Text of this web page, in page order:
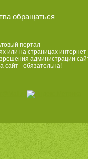
обращаться
портал
или на страницах интернет-
администрации
сайт - обязательна!